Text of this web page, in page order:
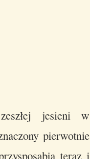
jesieni w
pierwotnie
teraz i